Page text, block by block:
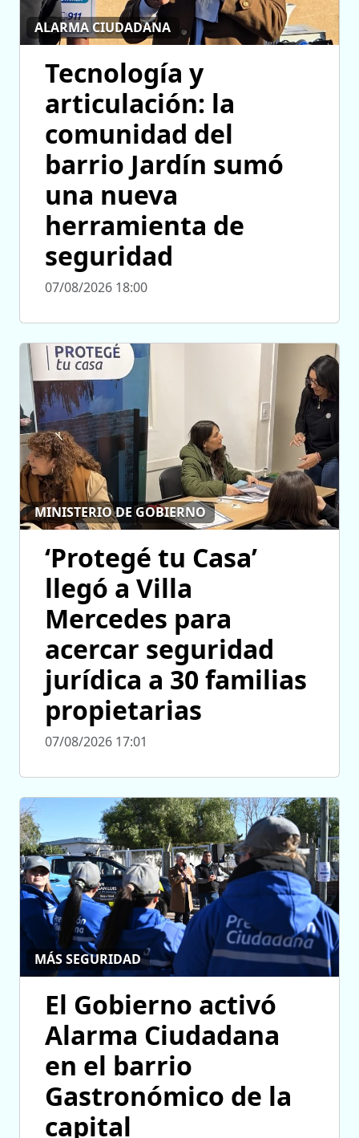
ALARMA CIUDADANA
Tecnología y
articulación: la
comunidad del
barrio Jardín sumó
una nueva
herramienta de
seguridad
07/08/2026 18:00
MINISTERIO DE GOBIERNO
‘Protegé tu Casa’
llegó a Villa
Mercedes para
acercar seguridad
jurídica a 30 familias
propietarias
07/08/2026 17:01
MÁS SEGURIDAD
El Gobierno activó
Alarma Ciudadana
en el barrio
Gastronómico de la
capital